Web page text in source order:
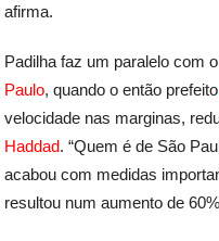
afirma.
Padilha faz um paralelo com
Paulo, quando o então
velocidade nas marginas,
Haddad. “Quem é de São
acabou com medidas
resultou num aumento de